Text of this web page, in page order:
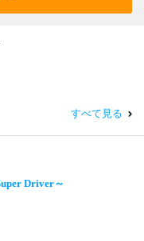
すべて見る
Driver～